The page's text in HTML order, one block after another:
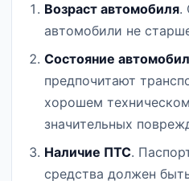
Возраст автомобиля.
автомобили не
Состояние
предпочитают
хорошем
значительных
Наличие ПТС.
средства должен